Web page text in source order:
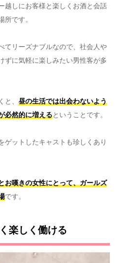
越しにお客様と楽しくお酒と会話
です。
てリーズナブルなので、社会人や
ずに気軽に楽しみたい男性客が多
、 昼の生活では出会わないよう
必然的に増えるということです。
ゲットしたキャストも珍しくあり
お嘆きの女性にとって、ガールズ
です。
楽しく働ける